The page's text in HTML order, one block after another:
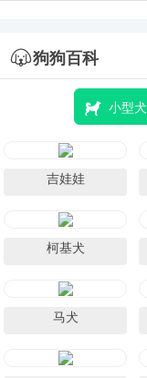
狗狗百科
小型犬
吉娃娃
柯基犬
马犬